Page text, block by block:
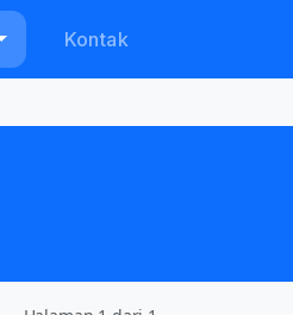
Kontak